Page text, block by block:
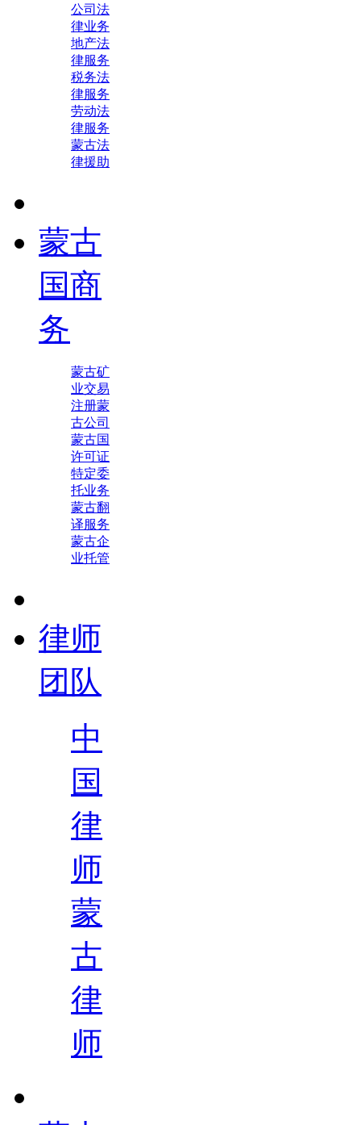
公司法
律业务
地产法
律服务
税务法
律服务
劳动法
律服务
蒙古法
律援助
蒙古
国商
务
蒙古矿
业交易
注册蒙
古公司
蒙古国
许可证
特定委
托业务
蒙古翻
译服务
蒙古企
业托管
律师
团队
中
国
律
师
蒙
古
律
师